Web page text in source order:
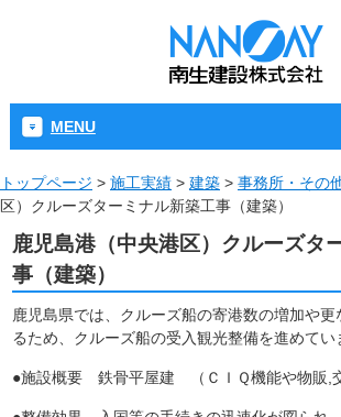
MENU
トップページ > 施工実績 > 建築 > 事務所・その
区）クルーズターミナル新築工事（建築）
鹿児島港（中央港区）クルーズタ
事（建築）
鹿児島県では、クルーズ船の寄港数の増加や
るため、クルーズ船の受入観光整備を進めてい
●施設概要 鉄骨平屋建 （ＣＩＱ機能や物販,